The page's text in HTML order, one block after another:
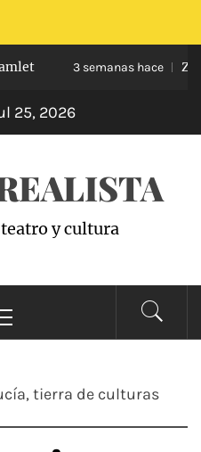
3 semanas hace
25, 2026
y cultura
principal
tierra de culturas